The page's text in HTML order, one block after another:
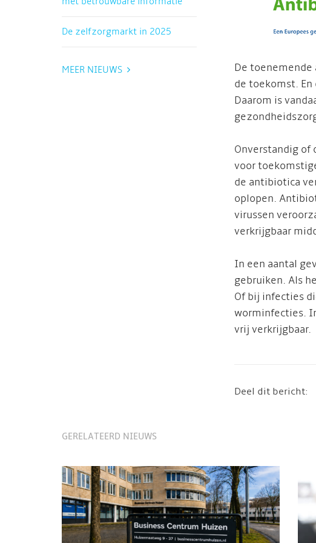
De zelfzorgmarkt in 2025
MEER NIEUWS
De
de toekomst.
Daarom is
Onverstandig of
voor
de antibiotica
oplopen.
virussen
verkrijgbaar
In een aantal
gebruiken. Als
Of bij infecties
worminfecties.
vrij verkrijgbaar.
Deel dit bericht:
GERELATEERD NIEUWS